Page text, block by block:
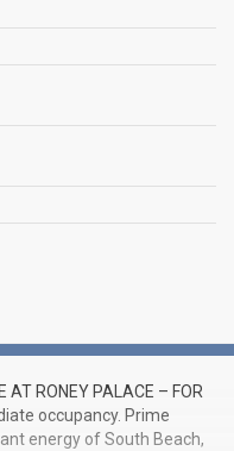
AT RONEY PALACE – FOR
occupancy. Prime
energy of South Beach,